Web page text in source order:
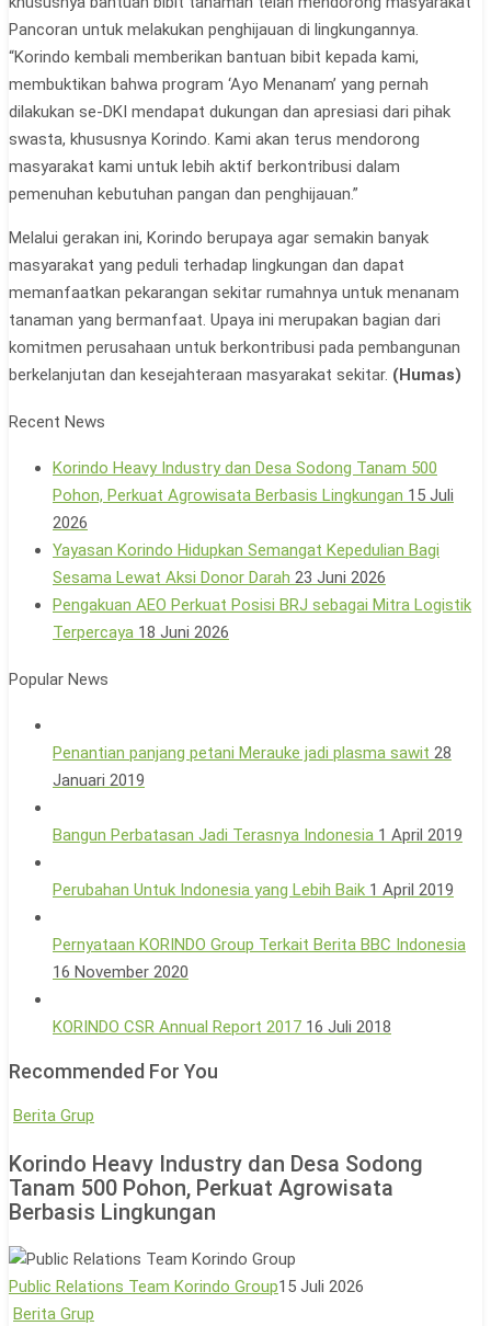
Pancoran untuk melakukan penghijauan di lingkungannya.
“Korindo kembali memberikan bantuan bibit kepada kami,
membuktikan bahwa program ‘Ayo Menanam’ yang pernah
dilakukan se-DKI mendapat dukungan dan apresiasi dari pihak
swasta, khususnya Korindo. Kami akan terus mendorong
masyarakat kami untuk lebih aktif berkontribusi dalam
pemenuhan kebutuhan pangan dan penghijauan.”
Melalui gerakan ini, Korindo berupaya agar semakin banyak
masyarakat yang peduli terhadap lingkungan dan dapat
memanfaatkan pekarangan sekitar rumahnya untuk menanam
tanaman yang bermanfaat. Upaya ini merupakan bagian dari
komitmen perusahaan untuk berkontribusi pada pembangunan
berkelanjutan dan kesejahteraan masyarakat sekitar. (Humas)
Recent News
Korindo Heavy Industry dan Desa Sodong Tanam 500
Pohon, Perkuat Agrowisata Berbasis Lingkungan 15 Juli
2026
Yayasan Korindo Hidupkan Semangat Kepedulian Bagi
Sesama Lewat Aksi Donor Darah 23 Juni 2026
Pengakuan AEO Perkuat Posisi BRJ sebagai Mitra Logistik
Terpercaya 18 Juni 2026
Popular News
Penantian panjang petani Merauke jadi plasma sawit 28
Januari 2019
Bangun Perbatasan Jadi Terasnya Indonesia 1 April 2019
Perubahan Untuk Indonesia yang Lebih Baik 1 April 2019
Pernyataan KORINDO Group Terkait Berita BBC Indonesia
16 November 2020
KORINDO CSR Annual Report 2017 16 Juli 2018
Recommended For You
Berita Grup
Industry
dan
Desa
Sodong
Tanam
Korindo Heavy Industry dan Desa Sodong
Tanam 500 Pohon, Perkuat Agrowisata
Berbasis Lingkungan
Public Relations Team Korindo Group15 Juli 2026
Berita Grup